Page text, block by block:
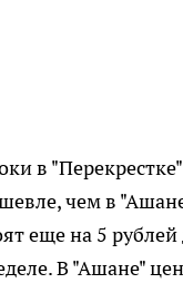
в
чем в
еще на 5
В "Ашане"